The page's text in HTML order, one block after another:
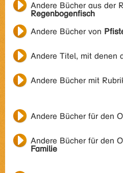
Andere Bücher aus der
Regenbogenfisch
Andere Bücher von
Andere Titel, mit denen
Andere Bücher mit
Andere Bücher für den
Andere Bücher für den
Familie